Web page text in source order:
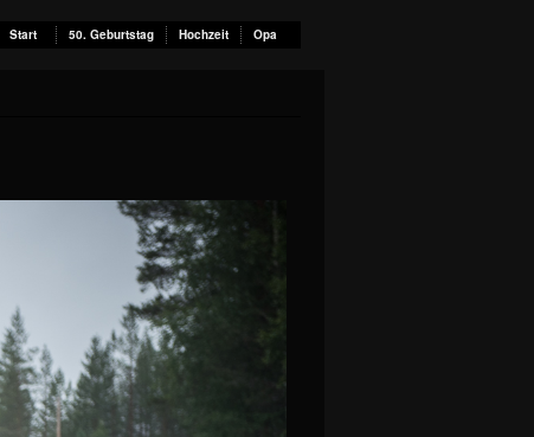
Start 50. Geburtstag Hochzeit Opa